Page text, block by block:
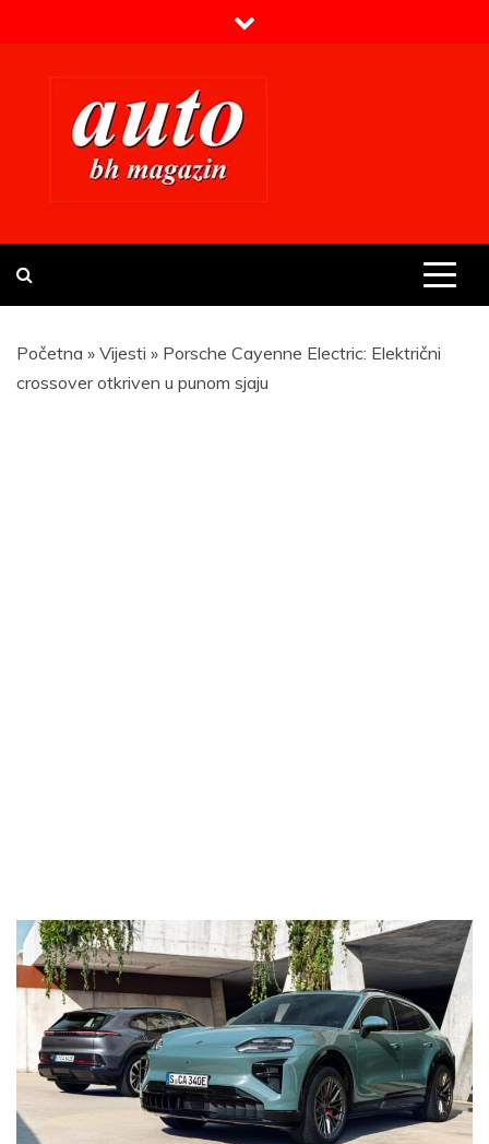
Prvi BH auto magazin
Početna » Vijesti » Porsche Cayenne Electric: Električni
crossover otkriven u punom sjaju